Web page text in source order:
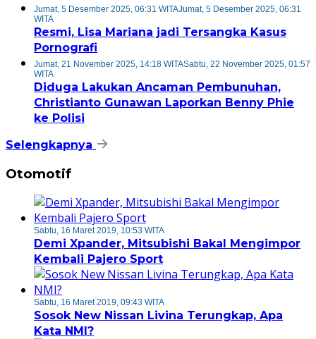
Jumat, 5 Desember 2025, 06:31 WITAJumat, 5 Desember 2025, 06:31
WITA
Resmi, Lisa Mariana jadi Tersangka Kasus
Pornografi
Jumat, 21 November 2025, 14:18 WITASabtu, 22 November 2025, 01:57
WITA
Diduga Lakukan Ancaman Pembunuhan,
Christianto Gunawan Laporkan Benny Phie
ke Polisi
Selengkapnya
Otomotif
Sabtu, 16 Maret 2019, 10:53 WITA
Demi Xpander, Mitsubishi Bakal Mengimpor
Kembali Pajero Sport
Sabtu, 16 Maret 2019, 09:43 WITA
Sosok New Nissan Livina Terungkap, Apa
Kata NMI?